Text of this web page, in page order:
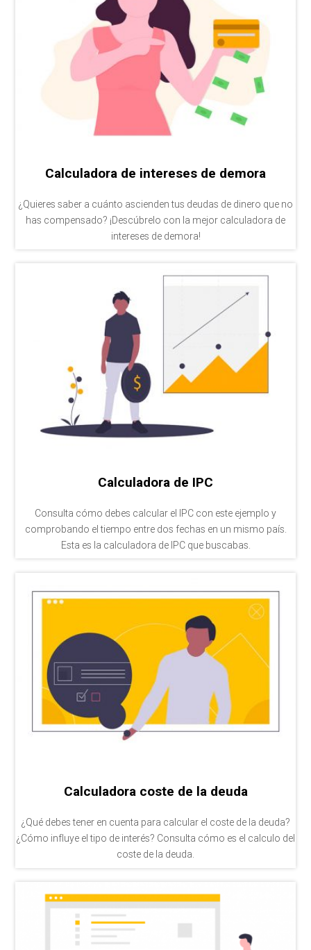
Calculadora de intereses de demora
¿Quieres saber a cuánto ascienden tus deudas de dinero que no
has compensado? ¡Descúbrelo con la mejor calculadora de
intereses de demora!
Calculadora de IPC
Consulta cómo debes calcular el IPC con este ejemplo y
comprobando el tiempo entre dos fechas en un mismo país.
Esta es la calculadora de IPC que buscabas.
Calculadora coste de la deuda
¿Qué debes tener en cuenta para calcular el coste de la deuda?
¿Cómo influye el tipo de interés? Consulta cómo es el calculo del
coste de la deuda.